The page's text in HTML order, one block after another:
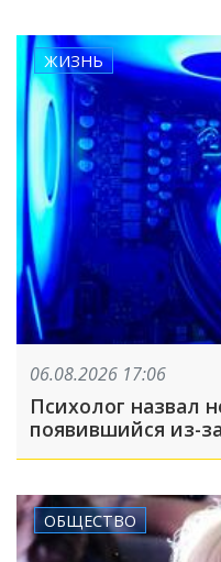
ЖИЗНЬ
06.08.2026 17:06
Психолог назвал
появившийся из-
ОБЩЕСТВО